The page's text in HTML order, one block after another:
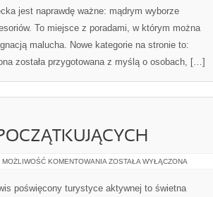
jest naprawdę ważne: mądrym wyborze
To miejsce z poradami, w którym można
malucha. Nowe kategorie na stronie to:
została przygotowana z myślą o osobach, […]
MOŻLIWOŚĆ KOMENTOWANIA KAJAKARSTWO
ZOSTAŁA WYŁĄCZONA
poświęcony turystyce aktywnej to świetna